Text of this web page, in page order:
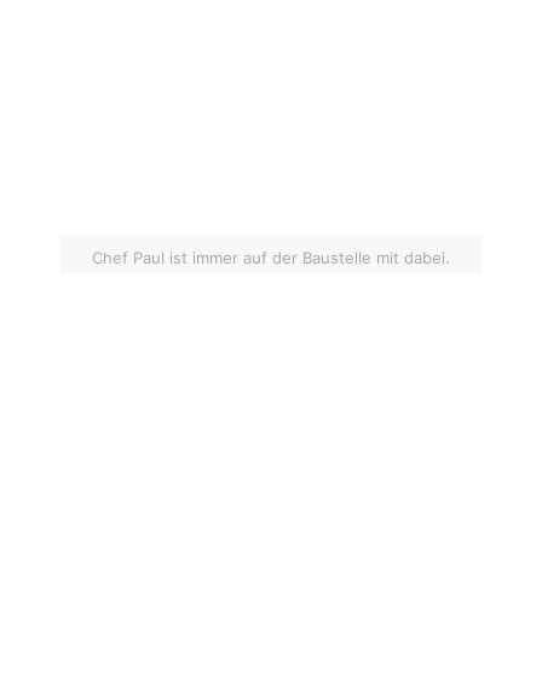
Chef Paul ist immer auf der Baustelle mit dabei.